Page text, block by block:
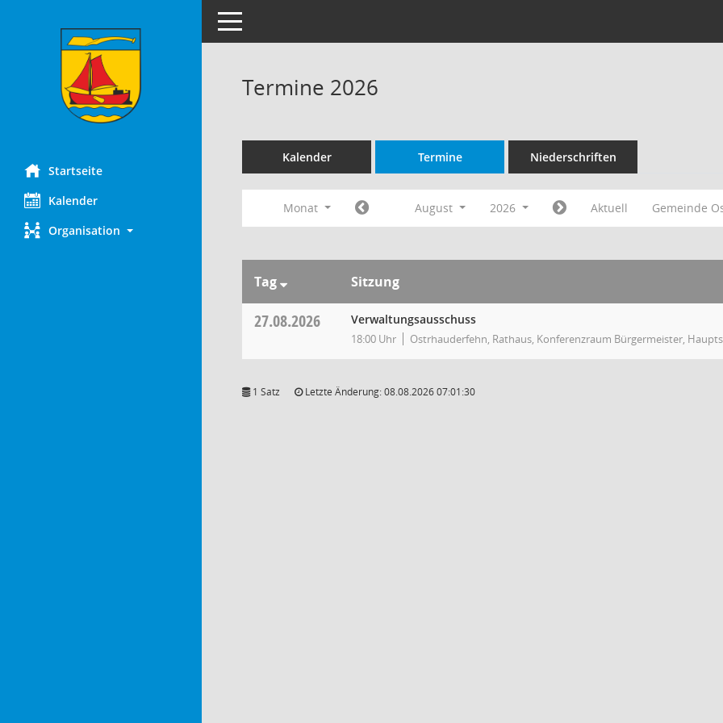
Startseite
Kalender
Organisation
Toggle navigation
Termine 2026
Kalender Termine Niederschriften
Monat August 2026 Aktuell Gemeinde
Tag Sitzung
27.08.2026 Verwaltungsausschuss
18:00 Uhr Ostrhauderfehn, Rathaus, Konferenzraum Bürgermeister,
1 Satz Letzte Änderung: 08.08.2026 07:01:30